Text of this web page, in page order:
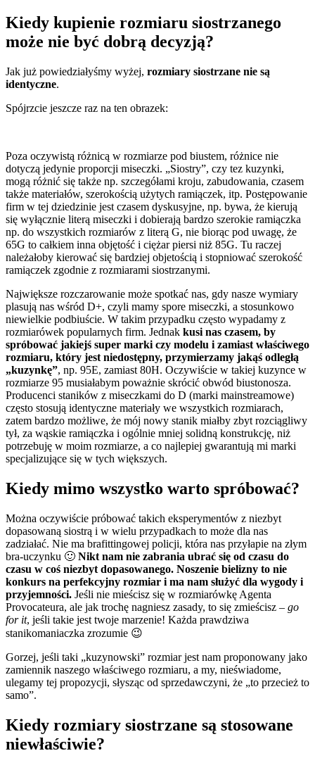
Kiedy kupienie rozmiaru siostrzanego
może nie być dobrą decyzją?
Jak już powiedziałyśmy wyżej, rozmiary siostrzane nie są
identyczne.
Spójrzcie jeszcze raz na ten obrazek:
Poza oczywistą różnicą w rozmiarze pod biustem, różnice nie
dotyczą jedynie proporcji miseczki. „Siostry”, czy tez kuzynki,
mogą różnić się także np. szczegółami kroju, zabudowania, czasem
także materiałów, szerokością użytych ramiączek, itp. Postępowanie
firm w tej dziedzinie jest czasem dyskusyjne, np. bywa, że kierują
się wyłącznie literą miseczki i dobierają bardzo szerokie ramiączka
np. do wszystkich rozmiarów z literą G, nie biorąc pod uwagę, że
65G to całkiem inna objętość i ciężar piersi niż 85G. Tu raczej
należałoby kierować się bardziej objetością i stopniować szerokość
ramiączek zgodnie z rozmiarami siostrzanymi.
Największe rozczarowanie może spotkać nas, gdy nasze wymiary
plasują nas wśród D+, czyli mamy spore miseczki, a stosunkowo
niewielkie podbiuście. W takim przypadku często wypadamy z
rozmiarówek popularnych firm. Jednak kusi nas czasem, by
spróbować jakiejś super marki czy modelu i zamiast właściwego
rozmiaru, który jest niedostępny, przymierzamy jakąś odległą
„kuzynkę”, np. 95E, zamiast 80H. Oczywiście w takiej kuzynce w
rozmiarze 95 musiałabym poważnie skrócić obwód biustonosza.
Producenci staników z miseczkami do D (marki mainstreamowe)
często stosują identyczne materiały we wszystkich rozmiarach,
zatem bardzo możliwe, że mój nowy stanik miałby zbyt rozciągliwy
tył, za wąskie ramiączka i ogólnie mniej solidną konstrukcję, niż
potrzebuję w moim rozmiarze, a co najlepiej gwarantują mi marki
specjalizujące się w tych większych.
Kiedy mimo wszystko warto spróbować?
Można oczywiście próbować takich eksperymentów z niezbyt
dopasowaną siostrą i w wielu przypadkach to może dla nas
zadziałać. Nie ma brafittingowej policji, która nas przyłapie na złym
bra-uczynku 🙂 Nikt nam nie zabrania ubrać się od czasu do
czasu w coś niezbyt dopasowanego. Noszenie bielizny to nie
konkurs na perfekcyjny rozmiar i ma nam służyć dla wygody i
przyjemności. Jeśli nie mieścisz się w rozmiarówkę Agenta
Provocateura, ale jak trochę nagniesz zasady, to się zmieścisz – go
for it, jeśli takie jest twoje marzenie! Każda prawdziwa
stanikomaniaczka zrozumie 😉
Gorzej, jeśli taki „kuzynowski” rozmiar jest nam proponowany jako
zamiennik naszego właściwego rozmiaru, a my, nieświadome,
ulegamy tej propozycji, słysząc od sprzedawczyni, że „to przecież to
samo”.
Kiedy rozmiary siostrzane są stosowane
niewłaściwie?